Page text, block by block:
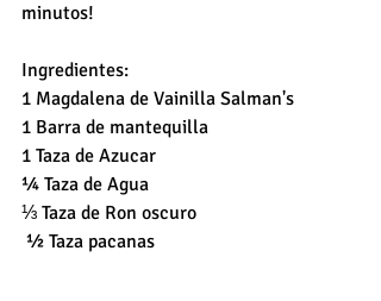
minutos!
Ingredientes:
1 Magdalena de Vainilla Salman's
1 Barra de mantequilla
1 Taza de Azucar
¼ Taza de Agua
⅓ Taza de Ron oscuro
½ Taza pacanas